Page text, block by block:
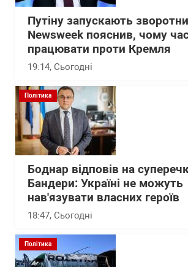
Путіну запускають
Newsweek пояснив, чому
працювати проти Кремля
19:14, Сьогодні
Політика
Боднар відповів на
Бандери: Україні не можуть
нав'язувати власних героїв
18:47, Сьогодні
Політика